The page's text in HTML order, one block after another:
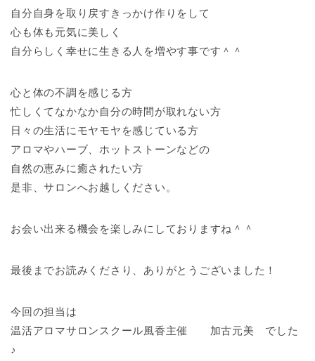
自分自身を取り戻すきっかけ作りをして
心も体も元気に美しく
自分らしく幸せに生きる人を増やす事です＾＾
心と体の不調を感じる方
忙しくてなかなか自分の時間が取れない方
日々の生活にモヤモヤを感じている方
アロマやハーブ、ホットストーンなどの
自然の恵みに癒されたい方
是非、サロンへお越しください。
お会い出来る機会を楽しみにしておりますね＾＾
最後までお読みくださり、ありがとうございました！
今回の担当は
温活アロマサロンスクール風香主催 加古元美 でした
♪